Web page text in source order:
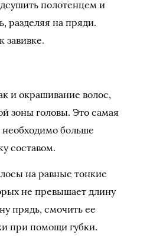
полотенцем и
разделяя на пряди.
завивке.
и окрашивание волос,
зоны головы. Это самая
необходимо больше
составом.
на равные тонкие
не превышает длину
прядь, смочить ее
при помощи губки.